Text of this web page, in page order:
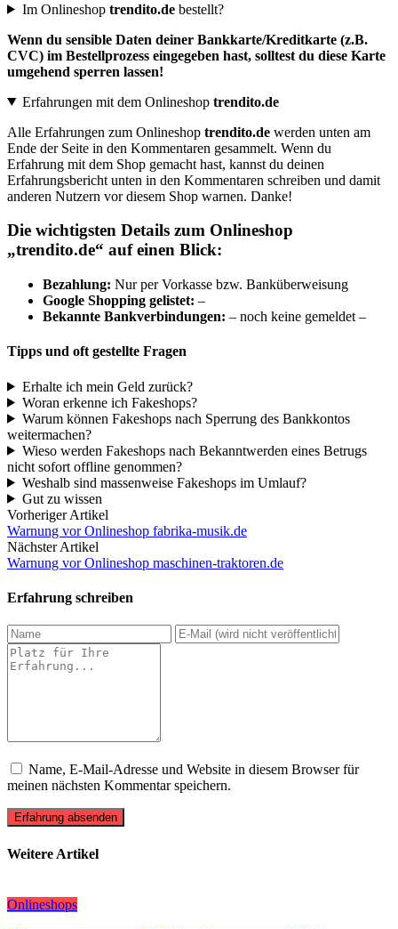
Im Onlineshop trendito.debestellt?
Wenn du sensible Daten deiner Bankkarte/Kreditkarte (z.B.
CVC) im Bestellprozess eingegeben hast, solltest du diese Karte
umgehend sperren lassen!
Erfahrungen mit dem Onlineshop trendito.de
Alle Erfahrungen zum Onlineshop trendito.de werden unten am
Ende der Seite in den Kommentaren gesammelt. Wenn du
Erfahrung mit dem Shop gemacht hast, kannst du deinen
Erfahrungsbericht unten in den Kommentaren schreiben und damit
anderen Nutzern vor diesem Shop warnen. Danke!
Die wichtigsten Details zum Onlineshop
„trendito.de“ auf einen Blick:
Bezahlung: Nur per Vorkasse bzw. Banküberweisung
Google Shopping gelistet: –
Bekannte Bankverbindungen: – noch keine gemeldet –
Tipps und oft gestellte Fragen
Erhalte ich mein Geld zurück?
Woran erkenne ich Fakeshops?
Warum können Fakeshops nach Sperrung des Bankkontos
weitermachen?
Wieso werden Fakeshops nach Bekanntwerden eines Betrugs
nicht sofort offline genommen?
Weshalb sind massenweise Fakeshops im Umlauf?
Gut zu wissen
Vorheriger Artikel
Warnung vor Onlineshop fabrika-musik.de
Nächster Artikel
Warnung vor Onlineshop maschinen-traktoren.de
Erfahrung schreiben
Name, E-Mail-Adresse und Website in diesem Browser für
meinen nächsten Kommentar speichern.
Erfahrung absenden
Weitere Artikel
Onlineshops